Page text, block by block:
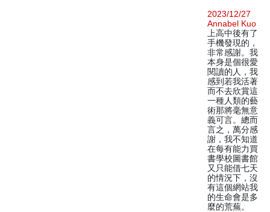
2023/12/27
Annabel Kuo
上高中後有了
手機發現的，
非常感謝。我
本身是個很愛
閱讀的人，我
感到若我活著
而不去欣賞這
一種人類的藝
術那將毫無意
義可言。總而
言之，萬分感
謝，我不知道
在每有能力買
書學校圖書館
又只能借七天
的情況下，沒
有這個網站我
的生命會是多
麼的荒蕪。